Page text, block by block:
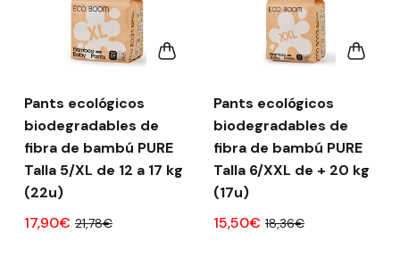
Pants ecológicos
biodegradables de
fibra de bambú PURE
Talla 5/XL de 12 a 17 kg
(22u)
17,90€ 21,78€
Pants ecológicos
biodegradables de
fibra de bambú PURE
Talla 6/XXL de + 20 kg
(17u)
15,50€ 18,36€